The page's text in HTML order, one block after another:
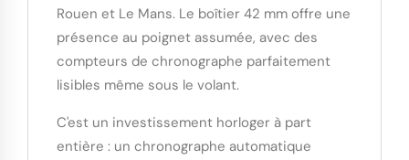
Rouen et Le Mans. Le boîtier 42 mm offre une
présence au poignet assumée, avec des
compteurs de chronographe parfaitement
lisibles même sous le volant.
C'est un investissement horloger à part
entière : un chronographe automatique